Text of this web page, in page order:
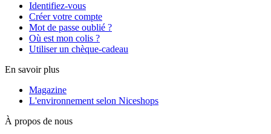
Identifiez-vous
Créer votre compte
Mot de passe oublié ?
Où est mon colis ?
Utiliser un chèque-cadeau
En savoir plus
Magazine
L'environnement selon Niceshops
À propos de nous